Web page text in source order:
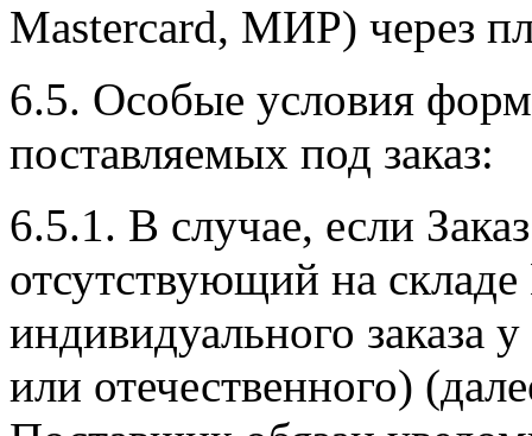
Mastercard, МИР) через
6.5. Особые условия
поставляемых под заказ:
6.5.1. В случае, если
отсутствующий на
индивидуального заказа
или отечественного)